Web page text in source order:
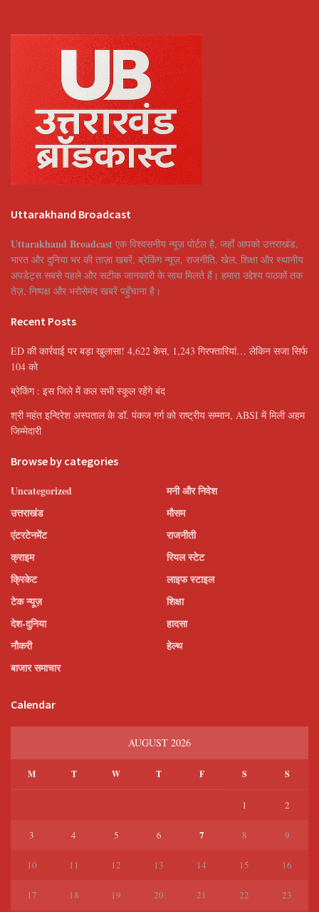
Uttarakhand Broadcast
Uttarakhand Broadcast एक विश्वसनीय न्यूज़ पोर्टल है, जहाँ आपको उत्तराखंड,
भारत और दुनिया भर की ताज़ा खबरें, ब्रेकिंग न्यूज़, राजनीति, खेल, शिक्षा और स्थानीय
अपडेट्स सबसे पहले और सटीक जानकारी के साथ मिलते हैं। हमारा उद्देश्य पाठकों तक
तेज़, निष्पक्ष और भरोसेमंद खबरें पहुँचाना है।
Recent Posts
ED की कार्रवाई पर बड़ा खुलासा! 4,622 केस, 1,243 गिरफ्तारियां… लेकिन सजा सिर्फ
104 को
ब्रेकिंग : इस जिले में कल सभी स्कूल रहेंगे बंद
श्री महंत इन्दिरेश अस्पताल के डॉ. पंकज गर्ग को राष्ट्रीय सम्मान, ABSI में मिली अहम
जिम्मेदारी
Browse by categories
Uncategorized
उत्तराखंड
एंटरटेनमेंट
क्राइम
क्रिकेट
टेक न्यूज़
देश-दुनिया
नौकरी
बाजार समाचार
मनी और निवेश
मौसम
राजनीती
रियल स्टेट
लाइफ स्टाइल
शिक्षा
हादसा
हेल्थ
Calendar
AUGUST 2026
M T W T F S S
1 2
3 4 5 6 7 8 9
10 11 12 13 14 15 16
17 18 19 20 21 22 23